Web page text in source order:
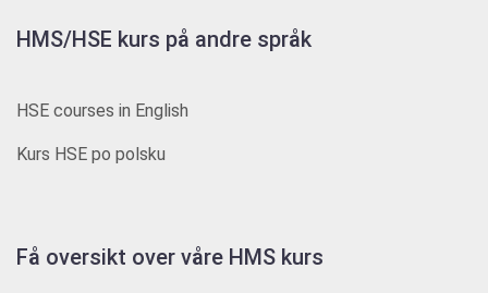
HMS/HSE kurs på andre språk
HSE courses in English
Kurs HSE po polsku
Få oversikt over våre HMS kurs